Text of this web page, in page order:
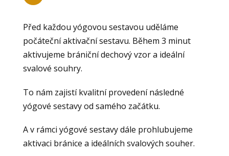
Před každou yógovou sestavou uděláme
počáteční aktivační sestavu. Během 3 minut
aktivujeme brániční dechový vzor a ideální
svalové souhry.
To nám zajistí kvalitní provedení následné
yógové sestavy od samého začátku.
A v rámci yógové sestavy dále prohlubujeme
aktivaci bránice a ideálních svalových souher.